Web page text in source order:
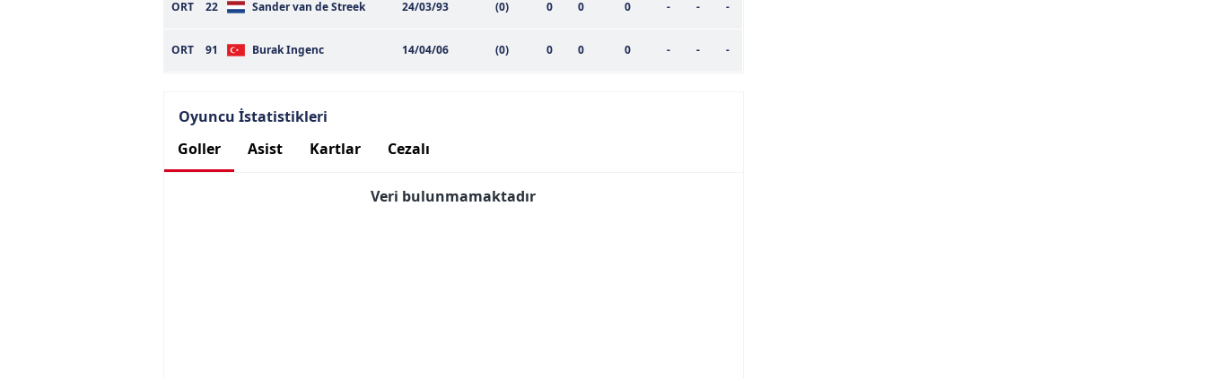
ORT 22 Sander van de Streek 24/03/93 (0) 0 0 0 - - -
ORT 91 Burak Ingenc 14/04/06 (0) 0 0 0 - - -
Oyuncu İstatistikleri
Goller
Asist Kartlar Cezalı
Veri bulunmamaktadır